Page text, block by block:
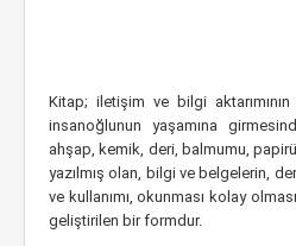
Kitap; iletişim ve bilgi
insanoğlunun yaşamına
ahşap, kemik, deri, balmumu,
yazılmış olan, bilgi ve belgelerin,
ve kullanımı, okunması kolay
geliştirilen bir formdur.